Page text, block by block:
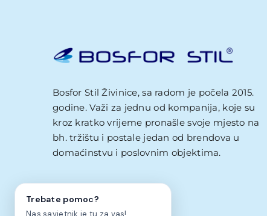
Trebate pomoc?
Nas savjetnik je tu za vas!
Bosfor Stil Živinice, sa radom je počela 2015.
godine. Važi za jednu od kompanija, koje su
kroz kratko vrijeme pronašle svoje mjesto na
bh. tržištu i postale jedan od brendova u
domaćinstvu i poslovnim objektima.